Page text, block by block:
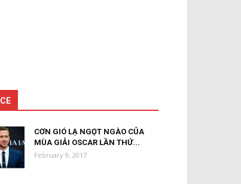
CƠN GIÓ LẠ NGỌT NGÀO CỦA
MÙA GIẢI OSCAR LẦN THỨ...
February 9, 2017